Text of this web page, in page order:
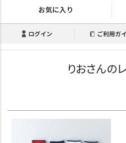
お気に入り
ログイン ご利用ガ
りおさんの